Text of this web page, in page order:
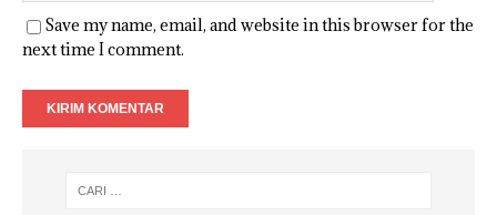
Save my name, email, and website in this browser for the
next time I comment.